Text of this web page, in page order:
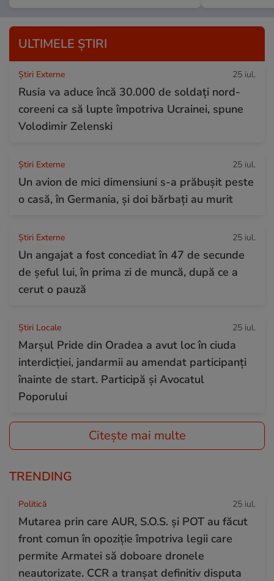
ULTIMELE ȘTIRI
Știri Externe 25 iul.
Rusia va aduce încă 30.000 de soldaţi nord-
coreeni ca să lupte împotriva Ucrainei, spune
Volodimir Zelenski
Știri Externe 25 iul.
Un avion de mici dimensiuni s-a prăbușit peste
o casă, în Germania, și doi bărbați au murit
Știri Externe 25 iul.
Un angajat a fost concediat în 47 de secunde
de șeful lui, în prima zi de muncă, după ce a
cerut o pauză
Știri Locale 25 iul.
Marșul Pride din Oradea a avut loc în ciuda
interdicției, jandarmii au amendat participanți
înainte de start. Participă și Avocatul
Poporului
Citește mai multe
TRENDING
Politică 25 iul.
Mutarea prin care AUR, S.O.S. și POT au făcut
front comun în opoziție împotriva legii care
permite Armatei să doboare dronele
neautorizate. CCR a tranșat definitiv disputa